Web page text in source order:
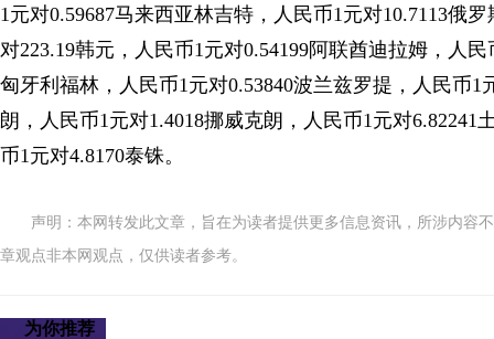
1元对0.59687马来西亚林吉特，人民币1元对10.7113俄
对223.19韩元，人民币1元对0.54199阿联酋迪拉姆，人
匈牙利福林，人民币1元对0.53840波兰兹罗提，人民币1
朗，人民币1元对1.4018挪威克朗，人民币1元对
币1元对4.8170泰铢。
声明：本网转发此文章，旨在为读者提供更多信息资讯，所涉内容
章观点非本网观点，仅供读者参考。
为你推荐